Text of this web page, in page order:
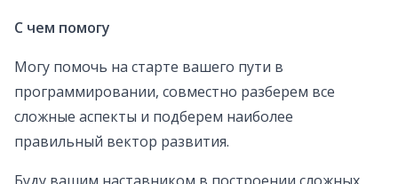
С чем помогу
Могу помочь на старте вашего пути в
программировании, совместно разберем все
сложные аспекты и подберем наиболее
правильный вектор развития.